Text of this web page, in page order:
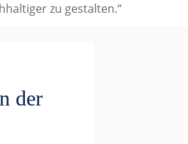
zu gestalten.“
der